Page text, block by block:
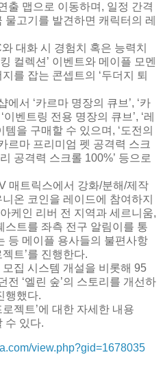
출 맵으로 이동하며, 일정 간격
고기를 발견하면 캐릭터의 레
대화 시 경험치 혹은 능력치
컬렉션’ 이벤트와 메이플 모멘
를 잡는 콘셉트의 ‘두더지 퇴
에서 ‘카르마 명장의 큐브’, ‘카
벤트링 전용 명장의 큐브’, ‘레
을 구매할 수 있으며, ‘도전의
르마 프리미엄 펫 공격력 스크
공격력 스크롤 100%’ 등으로
매트릭스에서 강화/분해/제작
온 코인을 레이드에 참여하지
케인 리버 전 지역과 세르니움,
스트를 좌측 전구 알림이를 통
등 메이플 용사들의 불편사항
트’를 진행한다.
집 시스템 개설을 비롯해 95
전 ‘엘린 숲’의 스토리를 개선하
행했다.
젝트’에 대한 자세한 내용
수 있다.
view.php?gid=1678035